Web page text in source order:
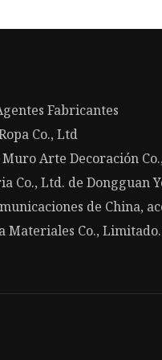
Fabricantes
Co., Ltd
Arte Decoración
Co., Ltd. de Dongguan
de China,
Materiales Co., Limitado.